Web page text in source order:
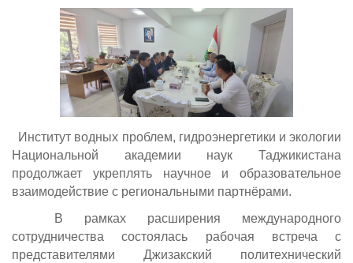
Институт водных проблем, гидроэнергетики и экологии
Национальной академии наук Таджикистана
продолжает укреплять научное и образовательное
взаимодействие с региональными партнёрами.
В рамках расширения международного
сотрудничества состоялась рабочая встреча с
представителями Джизакский политехнический